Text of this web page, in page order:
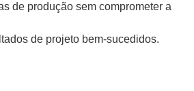
de produção sem comprometer a
de projeto bem-sucedidos.